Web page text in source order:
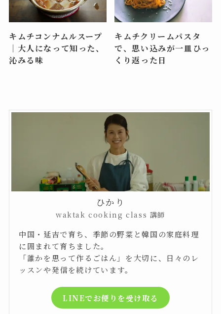
キムチコンナムルスープ
｜大人になって知った、
沁みる味
キムチクリームパスタ
で、思い込みが一皿ひっ
くり返った日
ひかり
waktak cooking class 講師
中国・延吉で育ち、季節の野菜と韓国の家庭料理
に囲まれて育ちました。
「誰かを思って作るごはん」を大切に、日々のレ
ッスンや発信を続けています。
LINEでお便りを受け取る